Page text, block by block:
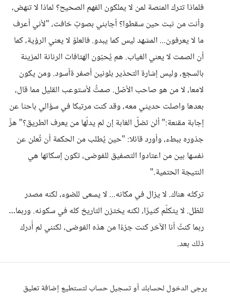
فلماذا تترك المنصة لمن لا يملكون الفهم الصحيح؟ لماذا لا تنهض،
وأنت من ثبت حين سقطوا؟ أجابني بصوتٍ خافت، "لأني أعرف
ما لا يعرفون... المشهد ليس كما يبدو. فالعلوّ لا يعني الرؤية، كما
أن الصمت لا يعني الغياب. هم يُحبّون الهتافات الرنانة المزينة
بالسجع، وليس إشارة التحذير بلونين أصفر ةأسود. ومن يكون
لامعا، لا من هو صاحب الأصّل. صمتُّ لأستوعب القليل مما قال،
بعدها واصلت حديثي معه، وقد كنت مرتبكا في سؤالي باحثا عن
إجابة مقنعة:" ألن تضلّ الغابة إن لم يدلّها من يعرف الطريق؟" هزّ
جذوره ببطء، وأورد قائلا: "حين يُطلب من الحكمة أن تُعلن عن
نفسها بين من اعتادوا التصفيق للفوضى، تكون إسكاتها هي
النتيجة الحتمية."
تركتُه هناك. لا يزال في مكانه... لا يسعى للضوء، لكنه مصدر
للظل. لا يتكلّم كثيرًا، لكنه يختزن التاريخ كله في سكونه. وربما…
ربما كنتُ أنا الآخر كنت جزءًا من هذه الفوضى، لكنني لم أُدرك
ذلك بعد.
يرجى الدخول لحسابك أو تسجيل حساب لتستطيع إضافة تعليق